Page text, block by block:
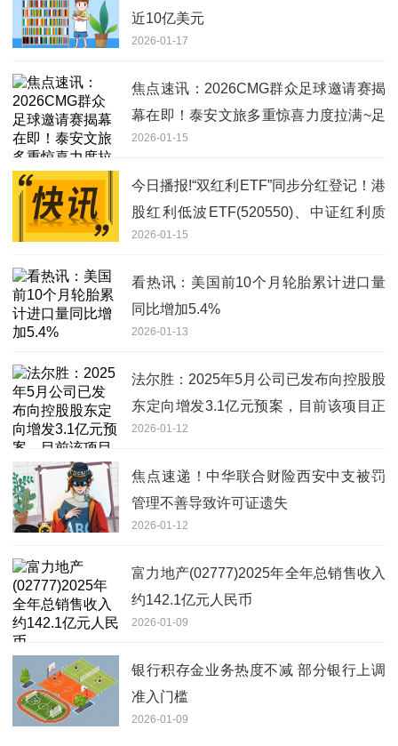
近10亿美元
2026-01-17
焦点速讯：2026CMG群众足球邀请赛揭
幕在即！泰安文旅多重惊喜力度拉满~足
球热战+文旅厚礼，你的下一站旅行已
2026-01-15
今日播报!“双红利ETF”同步分红登记！港
股红利低波ETF(520550)、中证红利质
量ETF(159209)本月分红开启
2026-01-15
看热讯：美国前10个月轮胎累计进口量
同比增加5.4%
2026-01-13
法尔胜：2025年5月公司已发布向控股股
东定向增发3.1亿元预案，目前该项目正
在推进中
2026-01-12
焦点速递！中华联合财险西安中支被罚
管理不善导致许可证遗失
2026-01-12
富力地产(02777)2025年全年总销售收入
约142.1亿元人民币
2026-01-09
银行积存金业务热度不减 部分银行上调
准入门槛
2026-01-09